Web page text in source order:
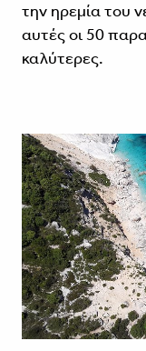
την ηρεμία του
αυτές οι 50
καλύτερες.